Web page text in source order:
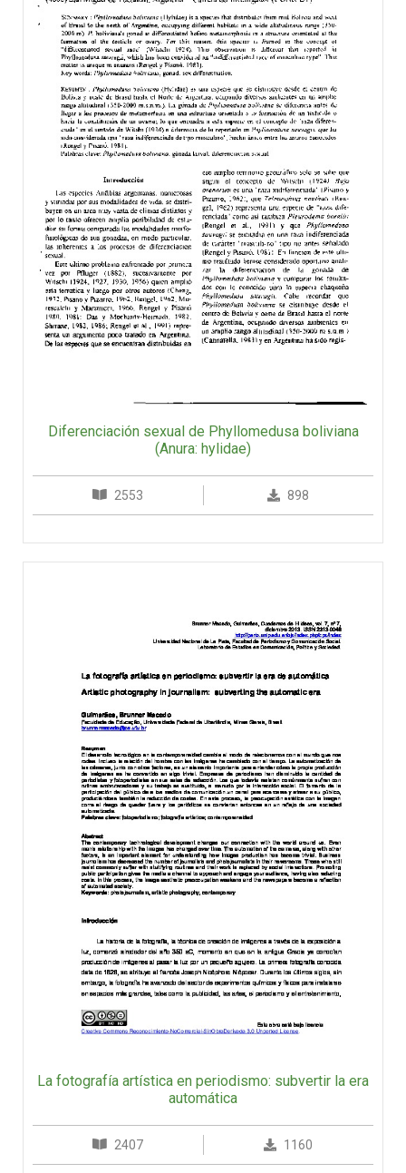
Diferenciación sexual de Phyllomedusa boliviana
(Anura: hylidae)
2553 898
La fotografía artística en periodismo: subvertir la era
automática
2407 1160